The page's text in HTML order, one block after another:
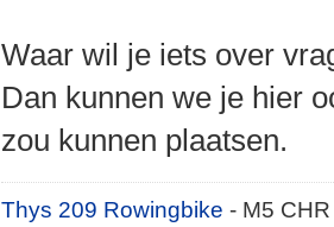
Waar wil je iets over
Dan kunnen we je hier
zou kunnen plaatsen.
Thys 209 Rowingbike- M5